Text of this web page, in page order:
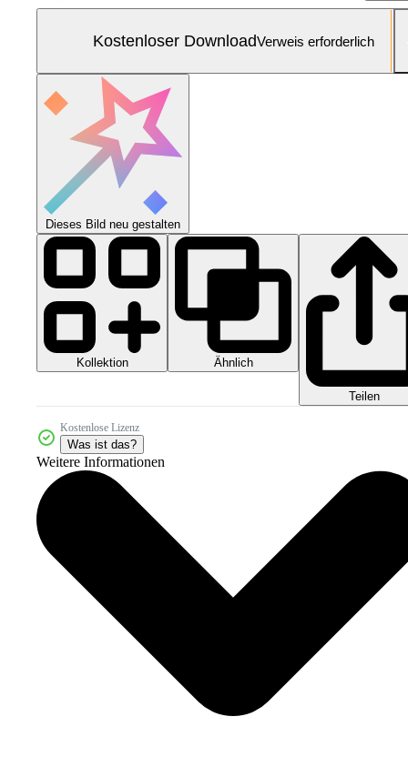
Kostenloser DownloadVerweis erforderlich
Dieses Bild neu gestalten
Kollektion Ähnlich
Teilen
Kostenlose Lizenz
Was ist das?
Weitere Informationen